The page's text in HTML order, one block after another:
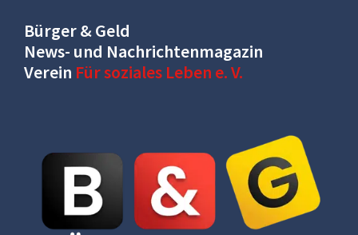
Bürger & Geld
News- und Nachrichtenmagazin
Verein Für soziales Leben e. V.